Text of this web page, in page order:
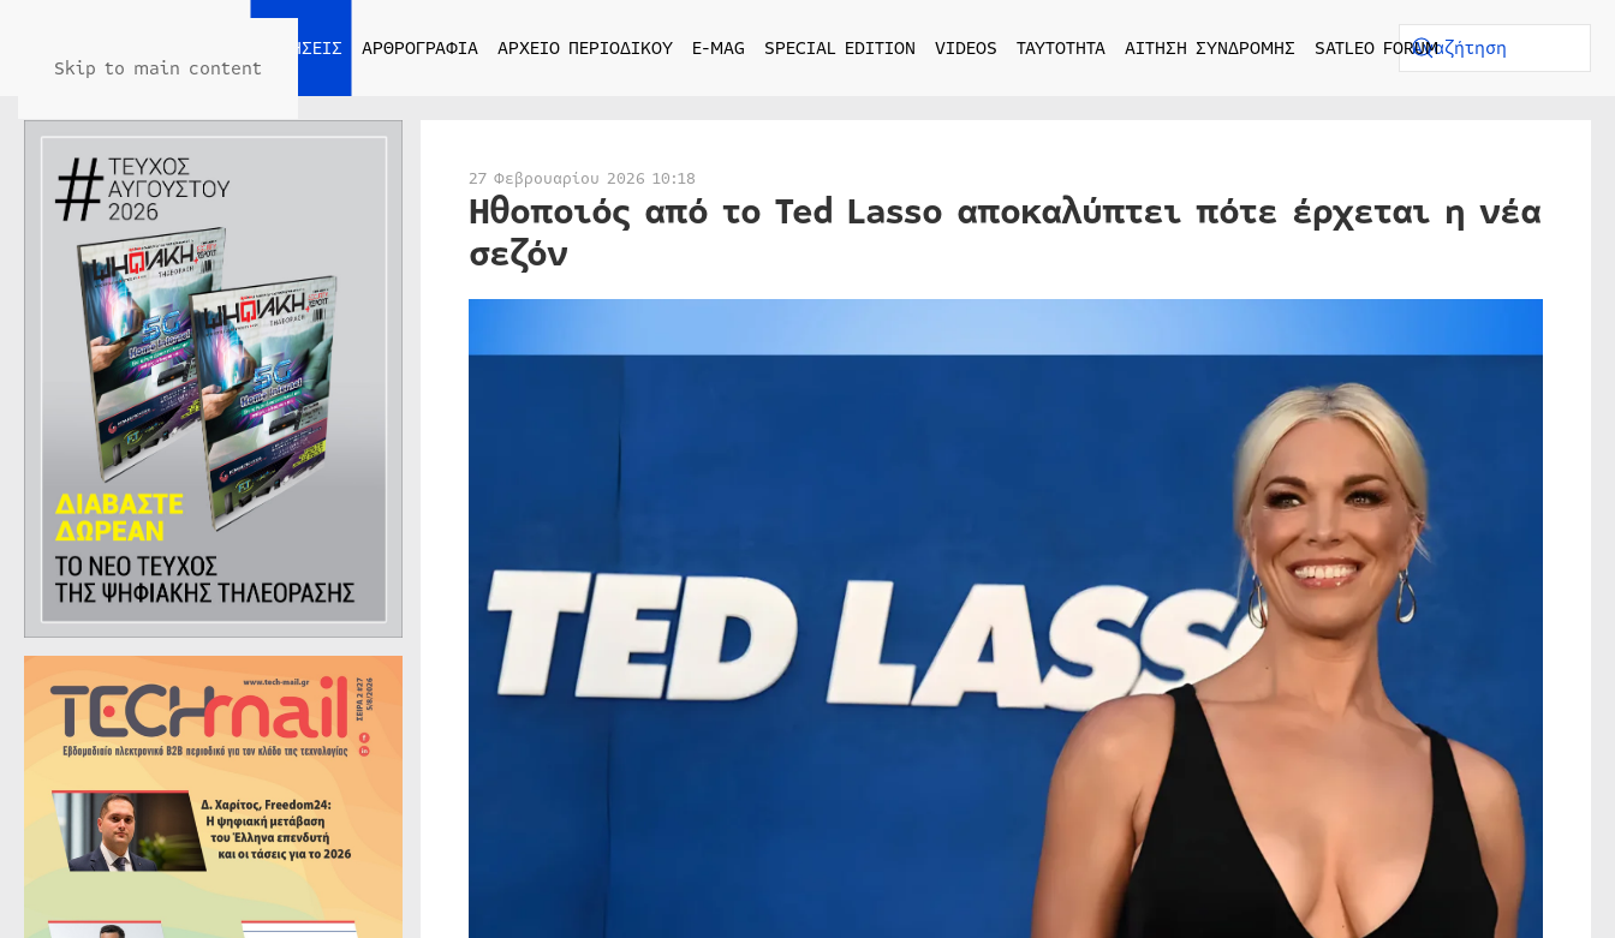
Skip to main content
ΕΙΔΗΣΕΙΣ ΑΡΘΡΟΓΡΑΦΙΑ ΑΡΧΕΙΟ ΠΕΡΙΟΔΙΚΟΥ E-MAG SPECIAL EDITION VIDEOS ΤΑΥΤΟΤΗΤΑ ΑΙΤΗΣΗ ΣΥΝΔΡΟΜΗΣ SATLEO FORUM
27 Φεβρουαρίου 2026 10:18
Ηθοποιός από το Ted Lasso αποκαλύπτει πότε έρχεται η νέα
σεζόν